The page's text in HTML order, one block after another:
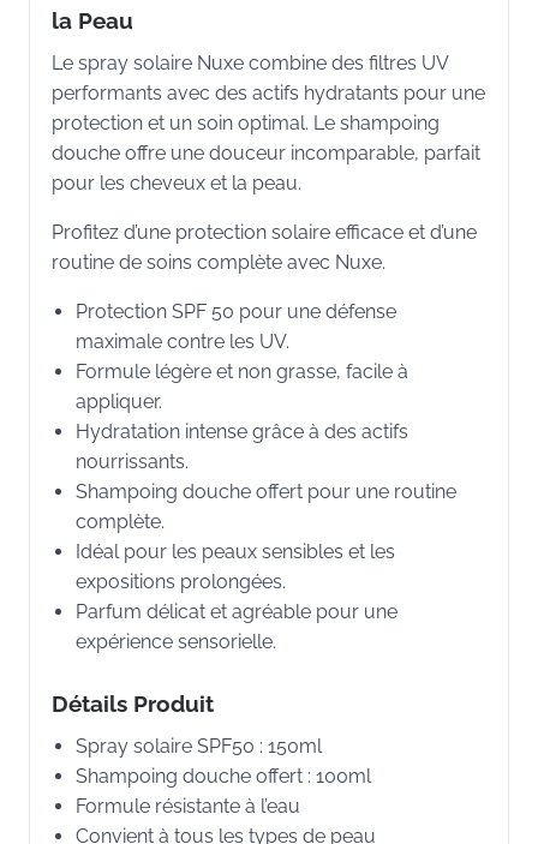
la Peau
Le spray solaire Nuxe combine des filtres UV
performants avec des actifs hydratants pour une
protection et un soin optimal. Le shampoing
douche offre une douceur incomparable, parfait
pour les cheveux et la peau.
Profitez d’une protection solaire efficace et d’une
routine de soins complète avec Nuxe.
Protection SPF 50 pour une défense
maximale contre les UV.
Formule légère et non grasse, facile à
appliquer.
Hydratation intense grâce à des actifs
nourrissants.
Shampoing douche offert pour une routine
complète.
Idéal pour les peaux sensibles et les
expositions prolongées.
Parfum délicat et agréable pour une
expérience sensorielle.
Détails Produit
Spray solaire SPF50 : 150ml
Shampoing douche offert : 100ml
Formule résistante à l’eau
Convient à tous les types de peau